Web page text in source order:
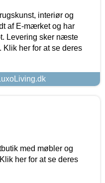
interiør og
af E-mærket og har
Levering sker næste
her for at se deres
med møbler og
her for at se deres